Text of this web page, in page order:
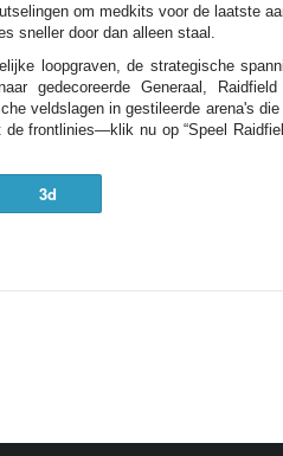
om medkits voor de laatste
sneller door dan alleen staal.
loopgraven, de strategische
gedecoreerde Generaal,
veldslagen in gestileerde arena's
frontlinies—klik nu op “Speel
3d